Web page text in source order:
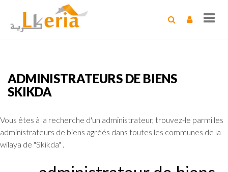
ADMINISTRATEURS DE BIENS
SKIKDA
Vous êtes à la recherche d'un administrateur, trouvez-le parmi les
administrateurs de biens agréés dans toutes les communes de la
wilaya de "Skikda" .